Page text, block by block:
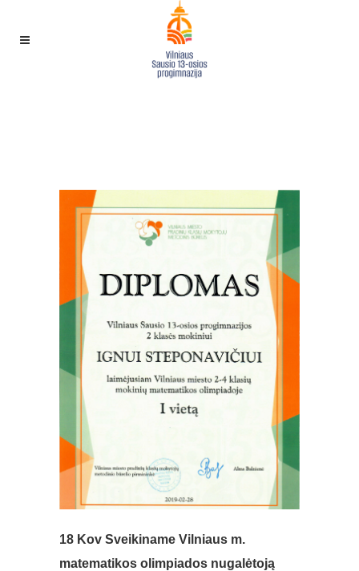
18 Kov Sveikiname Vilniaus m.
matematikos olimpiados nugalėtoją